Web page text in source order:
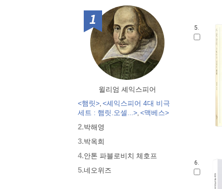
위대한 미술가의 얼굴
위대한 예술가의 생애
1위
윌리엄 셰익스피어
<햄릿>, <셰익스피어 4대 비극
세트 : 햄릿.오셀...>, <맥베스>
2.박해영
3.박옥희
4.안톤 파블로비치 체호프
5.네오위즈
5.
6.